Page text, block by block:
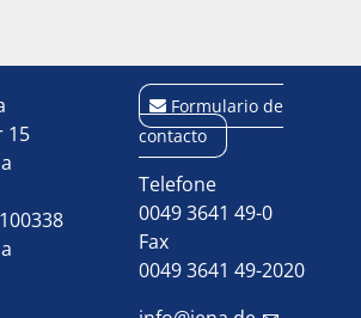
15
Formulario de
contacto
Telefone
0049 3641 49-0
Fax
0049 3641 49-2020